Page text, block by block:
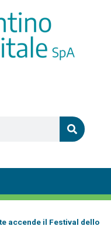
accende il Festival dello